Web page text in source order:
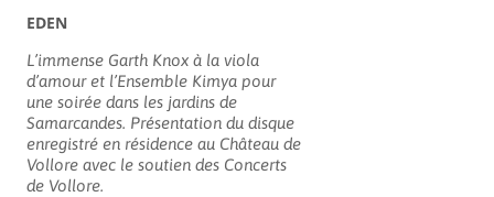
EDEN
L’immense Garth Knox à la viola
d’amour et l’Ensemble Kimya pour
une soirée dans les jardins de
Samarcandes. Présentation du disque
enregistré en résidence au Château de
Vollore avec le soutien des Concerts
de Vollore.